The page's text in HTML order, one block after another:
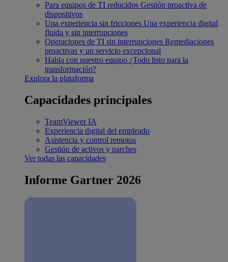
Para equipos de TI reducidos Gestión proactiva de
dispositivos
Una experiencia sin fricciones Una experiencia digital
fluida y sin interrupciones
Operaciones de TI sin interrupciones Remediaciones
proactivas y un servicio excepcional
Habla con nuestro equipo ¿Todo listo para la
transformación?
Explora la plataforma
Capacidades principales
TeamViewer IA
Experiencia digital del empleado
Asistencia y control remotos
Gestión de activos y parches
Ver todas las capacidades
Informe Gartner 2026